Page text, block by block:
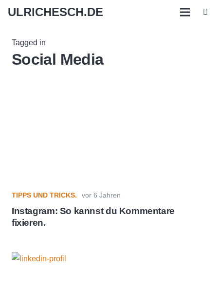
ULRICHESCH.DE
Tagged in
Social Media
TIPPS UND TRICKS. vor 6 Jahren
Instagram: So kannst du Kommentare
fixieren.